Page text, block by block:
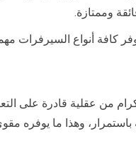
وممتازة.
كافة أنواع السيرفرات
من عقلية قادرة على
باستمرار، وهذا ما